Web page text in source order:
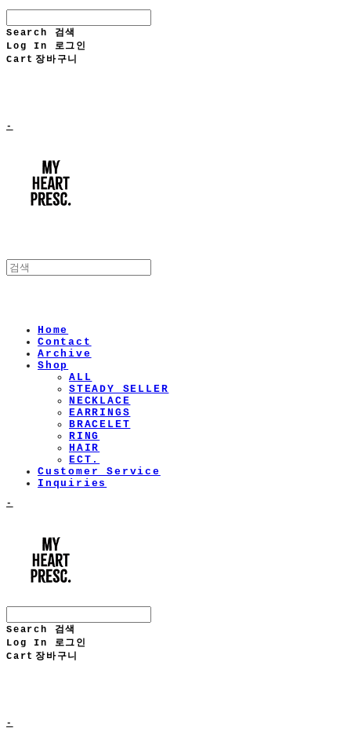
Search
검색
Log In
로그인
Cart 장바구니
-
Home
Contact
Archive
Shop
ALL
STEADY SELLER
NECKLACE
EARRINGS
BRACELET
RING
HAIR
ECT.
Customer Service
Inquiries
-
Search
검색
Log In
로그인
Cart 장바구니
-